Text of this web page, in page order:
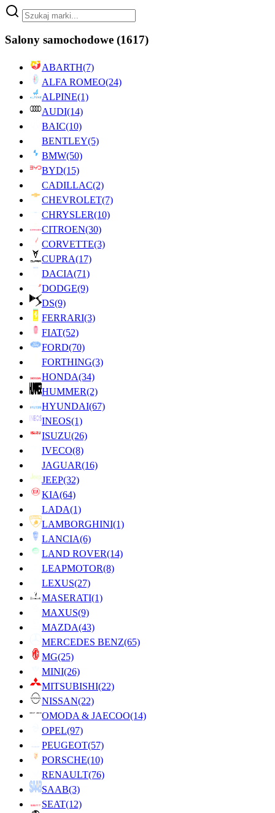
Salony samochodowe (1617)
ABARTH(7)
ALFA ROMEO(24)
ALPINE(1)
AUDI(14)
BAIC(10)
BENTLEY(5)
BMW(50)
BYD(15)
CADILLAC(2)
CHEVROLET(7)
CHRYSLER(10)
CITROEN(30)
CORVETTE(3)
CUPRA(17)
DACIA(71)
DODGE(9)
DS(9)
FERRARI(3)
FIAT(52)
FORD(70)
FORTHING(3)
HONDA(34)
HUMMER(2)
HYUNDAI(67)
INEOS(1)
ISUZU(26)
IVECO(8)
JAGUAR(16)
JEEP(32)
KIA(64)
LADA(1)
LAMBORGHINI(1)
LANCIA(6)
LAND ROVER(14)
LEAPMOTOR(8)
LEXUS(27)
MASERATI(1)
MAXUS(9)
MAZDA(43)
MERCEDES BENZ(65)
MG(25)
MINI(26)
MITSUBISHI(22)
NISSAN(22)
OMODA & JAECOO(14)
OPEL(97)
PEUGEOT(57)
PORSCHE(10)
RENAULT(76)
SAAB(3)
SEAT(12)